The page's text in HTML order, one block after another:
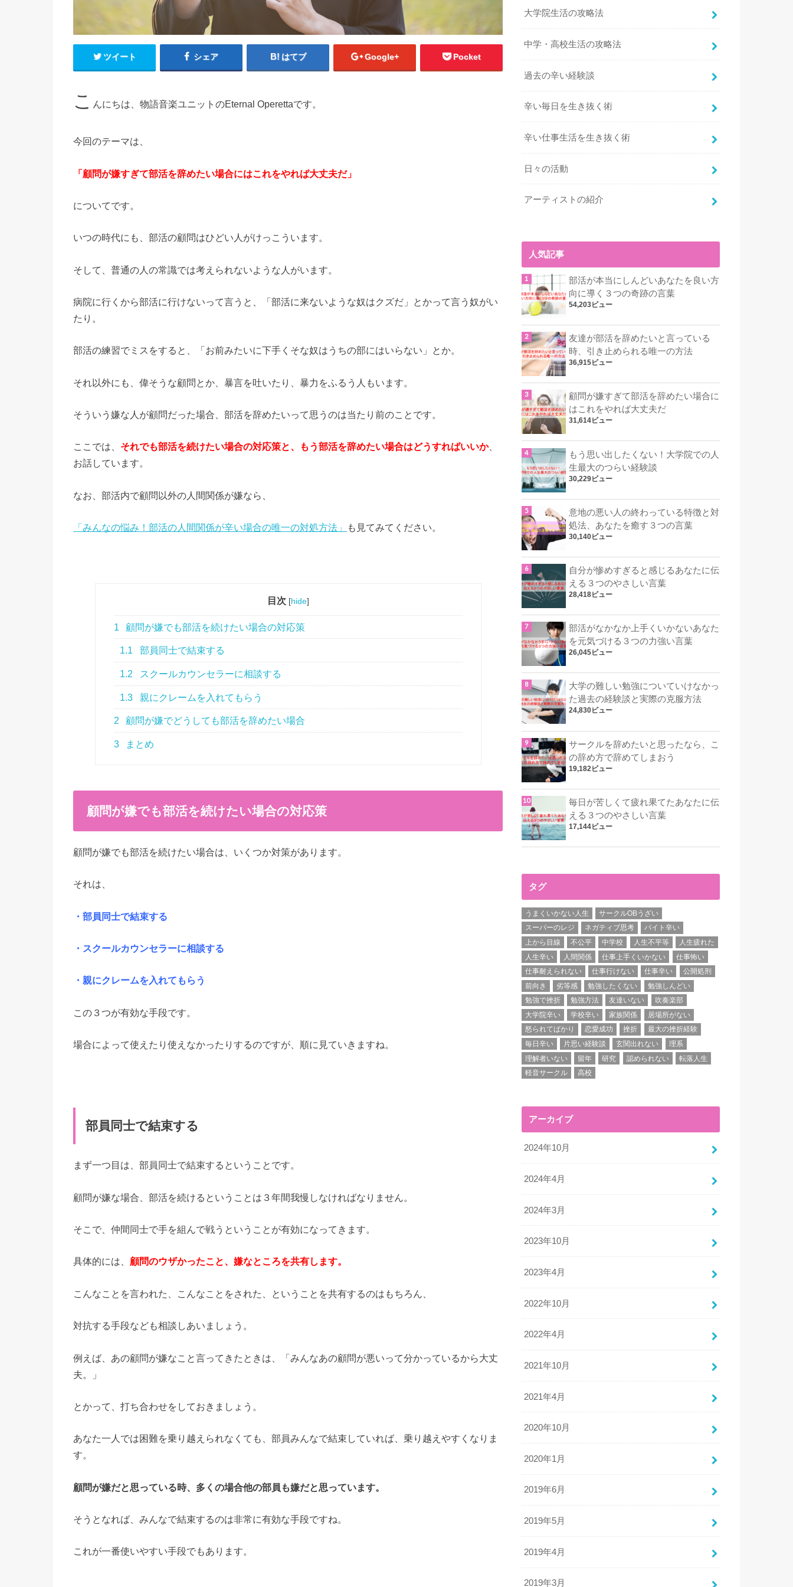
ツイート シェア はてブ Google+ Pocket
こ んにちは、物語音楽ユニットのEternal Operettaです。
今回のテーマは、
「顧問が嫌すぎて部活を辞めたい場合にはこれをやれば大丈夫だ」
についてです。
いつの時代にも、部活の顧問はひどい人がけっこういます。
そして、普通の人の常識では考えられないような人がいます。
病院に行くから部活に行けないって言うと、「部活に来ないような奴はクズだ」とかって言う奴がい
たり。
部活の練習でミスをすると、「お前みたいに下手くそな奴はうちの部にはいらない」とか。
それ以外にも、偉そうな顧問とか、暴言を吐いたり、暴力をふるう人もいます。
そういう嫌な人が顧問だった場合、部活を辞めたいって思うのは当たり前のことです。
ここでは、 それでも部活を続けたい場合の対応策と、もう部活を辞めたい場合はどうすればいいか、
お話しています。
なお、部活内で顧問以外の人間関係が嫌なら、
「みんなの悩み！部活の人間関係が辛い場合の唯一の対処方法」 も見てみてください。
目次 [hide]
1 顧問が嫌でも部活を続けたい場合の対応策
1.1 部員同士で結束する
1.2 スクールカウンセラーに相談する
1.3 親にクレームを入れてもらう
2 顧問が嫌でどうしても部活を辞めたい場合
3 まとめ
顧問が嫌でも部活を続けたい場合の対応策
顧問が嫌でも部活を続けたい場合は、いくつか対策があります。
それは、
・部員同士で結束する
・スクールカウンセラーに相談する
・親にクレームを入れてもらう
この３つが有効な手段です。
場合によって使えたり使えなかったりするのですが、順に見ていきますね。
部員同士で結束する
まず一つ目は、部員同士で結束するということです。
顧問が嫌な場合、部活を続けるということは３年間我慢しなければなりません。
そこで、仲間同士で手を組んで戦うということが有効になってきます。
具体的には、 顧問のウザかったこと、嫌なところを共有します。
こんなことを言われた、こんなことをされた、ということを共有するのはもちろん、
対抗する手段なども相談しあいましょう。
例えば、あの顧問が嫌なこと言ってきたときは、「みんなあの顧問が悪いって分かっているから大丈
夫。」
とかって、打ち合わせをしておきましょう。
あなた一人では困難を乗り越えられなくても、部員みんなで結束していれば、乗り越えやすくなりま
す。
顧問が嫌だと思っている時、多くの場合他の部員も嫌だと思っています。
そうとなれば、みんなで結束するのは非常に有効な手段ですね。
これが一番使いやすい手段でもあります。
大学院生活の攻略法
中学・高校生活の攻略法
過去の辛い経験談
辛い毎日を生き抜く術
辛い仕事生活を生き抜く術
日々の活動
アーティストの紹介
人気記事
部活が本当にしんどいあなたを良い方
向に導く３つの奇跡の言葉
54,203ビュー
友達が部活を辞めたいと言っている
時、引き止められる唯一の方法
36,915ビュー
顧問が嫌すぎて部活を辞めたい場合に
はこれをやれば大丈夫だ
31,614ビュー
もう思い出したくない！大学院での人
生最大のつらい経験談
30,229ビュー
意地の悪い人の終わっている特徴と対
処法、あなたを癒す３つの言葉
30,140ビュー
自分が惨めすぎると感じるあなたに伝
える３つのやさしい言葉
28,418ビュー
部活がなかなか上手くいかないあなた
を元気づける３つの力強い言葉
26,045ビュー
大学の難しい勉強についていけなかっ
た過去の経験談と実際の克服方法
24,830ビュー
サークルを辞めたいと思ったなら、こ
の辞め方で辞めてしまおう
19,182ビュー
毎日が苦しくて疲れ果てたあなたに伝
える３つのやさしい言葉
17,144ビュー
タグ
うまくいかない人生
サークルOBうざい
スーパーのレジ
ネガティブ思考
バイト辛い
上から目線
不公平 中学校 人生不平等
人生疲れた
人生辛い
人間関係 仕事上手くいかない
仕事怖い
仕事耐えられない
仕事行けない 仕事辛い
公開処刑
前向き
劣等感 勉強したくない
勉強しんどい
勉強で挫折
勉強方法 友達いない
吹奏楽部
大学院辛い
学校辛い 家族関係
居場所がない
怒られてばかり
恋愛成功 挫折
最大の挫折経験
毎日辛い
片思い経験談 玄関出れない
理系
理解者いない
留年 研究 認められない
転落人生
軽音サークル
高校
アーカイブ
2024年10月
2024年4月
2024年3月
2023年10月
2023年4月
2022年10月
2022年4月
2021年10月
2021年4月
2020年10月
2020年1月
2019年6月
2019年5月
2019年4月
2019年3月